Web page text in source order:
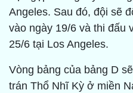
Angeles. Sau đó, đội sẽ
vào ngày 19/6 và thi đấu
25/6 tại Los Angeles.
Vòng bảng của bảng D
trán Thổ Nhĩ Kỳ ở miền